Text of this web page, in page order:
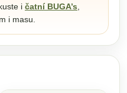
i čatní BUGA’s
i masu.